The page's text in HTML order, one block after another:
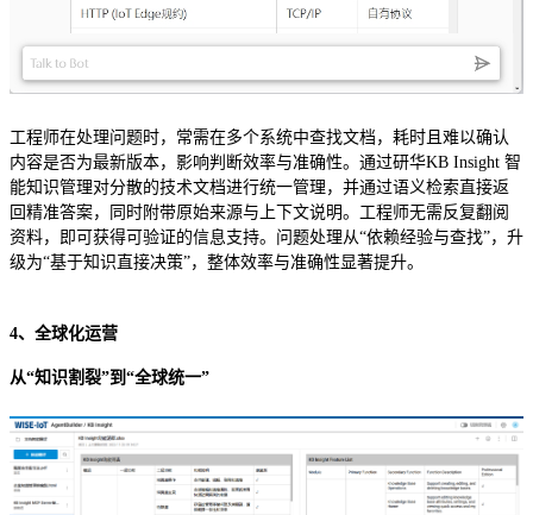
工程师在处理问题时，常需在多个系统中查找文档，耗时且难以确认
内容是否为最新版本，影响判断效率与准确性。通过研华KB Insight 智
能知识管理对分散的技术文档进行统一管理，并通过语义检索直接返
回精准答案，同时附带原始来源与上下文说明。工程师无需反复翻阅
资料，即可获得可验证的信息支持。问题处理从“依赖经验与查找”，升
级为“基于知识直接决策”，整体效率与准确性显著提升。
4、全球化运营
从“知识割裂”到“全球统一”